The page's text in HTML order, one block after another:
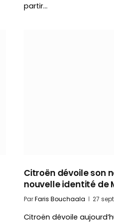
partir…
Citroën dévoile son
nouvelle identité de
ParFaris Bouchaala 27
Citroën dévoile